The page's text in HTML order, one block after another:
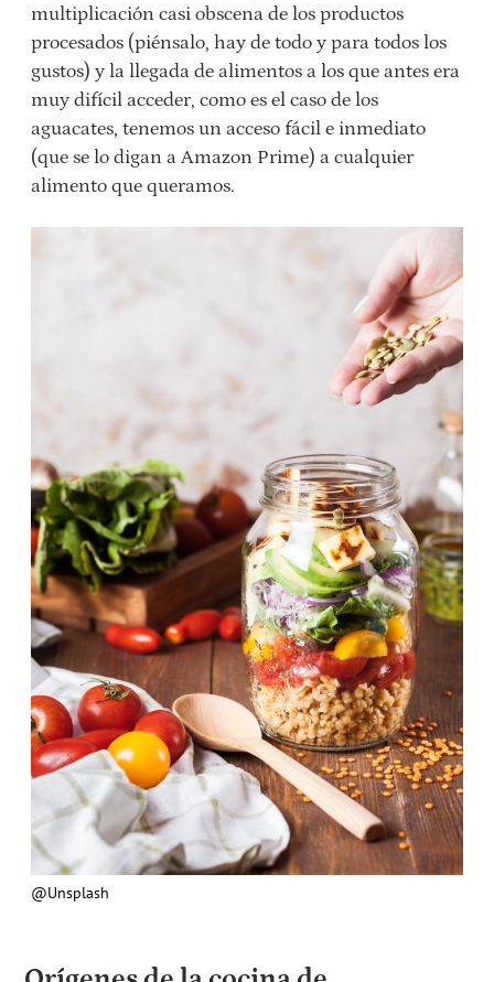
multiplicación casi obscena de los productos
procesados (piénsalo, hay de todo y para todos los
gustos) y la llegada de alimentos a los que antes era
muy difícil acceder, como es el caso de los
aguacates, tenemos un acceso fácil e inmediato
(que se lo digan a Amazon Prime) a cualquier
alimento que queramos.
@Unsplash